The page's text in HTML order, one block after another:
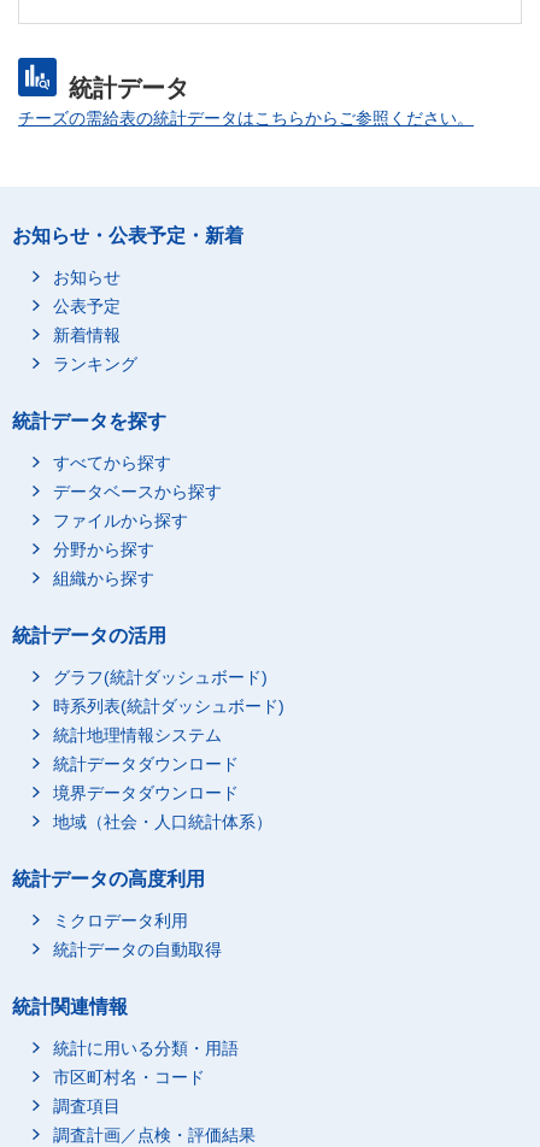
統計データ
チーズの需給表の統計データはこちらからご参照ください。
お知らせ・公表予定・新着
お知らせ
公表予定
新着情報
ランキング
統計データを探す
すべてから探す
データベースから探す
ファイルから探す
分野から探す
組織から探す
統計データの活用
グラフ(統計ダッシュボード)
時系列表(統計ダッシュボード)
統計地理情報システム
統計データダウンロード
境界データダウンロード
地域（社会・人口統計体系）
統計データの高度利用
ミクロデータ利用
統計データの自動取得
統計関連情報
統計に用いる分類・用語
市区町村名・コード
調査項目
調査計画／点検・評価結果